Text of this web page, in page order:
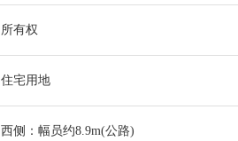
所有权
住宅用地
西侧：幅员约8.9m(公路)